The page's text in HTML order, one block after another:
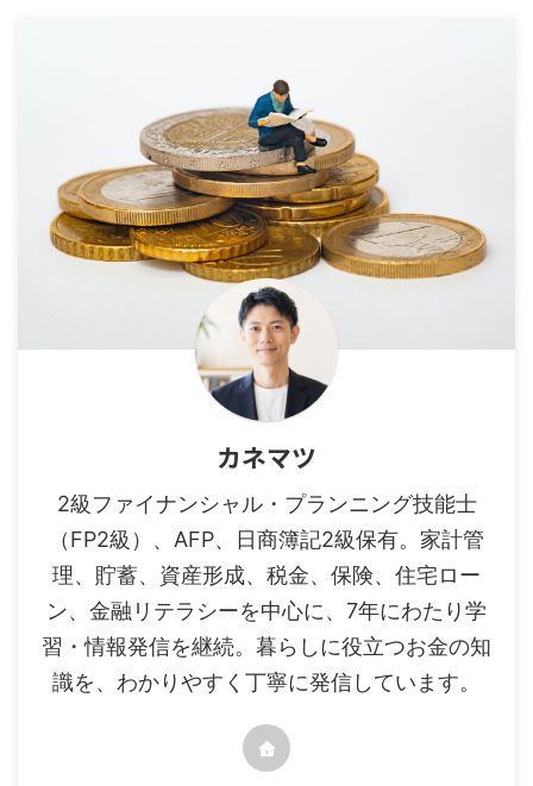
カネマツ
2級ファイナンシャル・プランニング技能士
（FP2級）、AFP、日商簿記2級保有。家計管
理、貯蓄、資産形成、税金、保険、住宅ロー
ン、金融リテラシーを中心に、7年にわたり学
習・情報発信を継続。暮らしに役立つお金の知
識を、わかりやすく丁寧に発信しています。